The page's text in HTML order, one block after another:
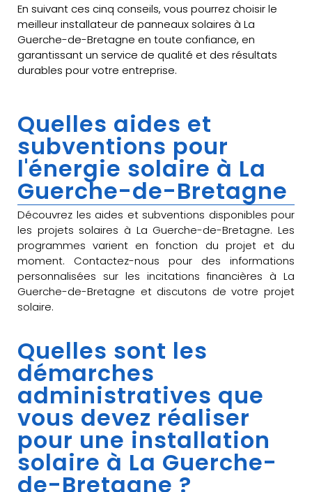
En suivant ces cinq conseils, vous pourrez choisir le
meilleur installateur de panneaux solaires à La
Guerche-de-Bretagne en toute confiance, en
garantissant un service de qualité et des résultats
durables pour votre entreprise.
Quelles aides et
subventions pour
l'énergie solaire à La
Guerche-de-Bretagne
Découvrez les aides et subventions disponibles pour
les projets solaires à La Guerche-de-Bretagne. Les
programmes varient en fonction du projet et du
moment. Contactez-nous pour des informations
personnalisées sur les incitations financières à La
Guerche-de-Bretagne et discutons de votre projet
solaire.
Quelles sont les
démarches
administratives que
vous devez réaliser
pour une installation
solaire à La Guerche-
de-Bretagne ?